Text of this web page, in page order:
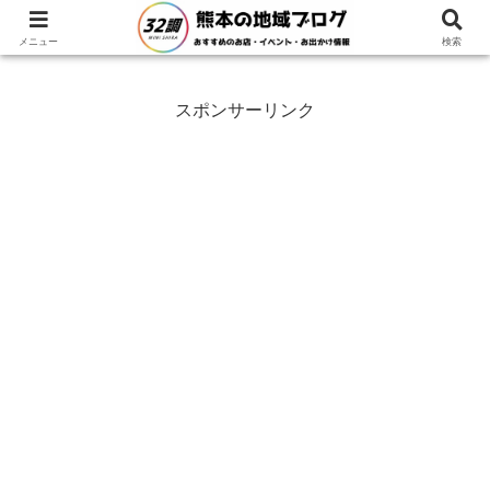
ホーム グルメ ランチ
スポンサーリンク
メニュー 検索